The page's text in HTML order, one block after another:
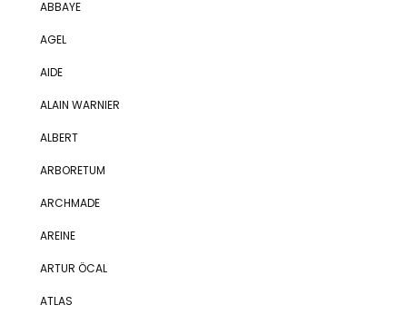
ABBAYE
AGEL
AIDE
ALAIN WARNIER
ALBERT
ARBORETUM
ARCHMADE
AREINE
ARTUR ÖCAL
ATLAS